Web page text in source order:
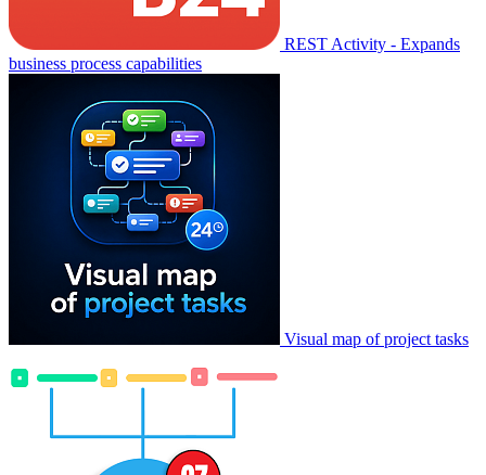
REST Activity - Expands
business process capabilities
Visual map of project tasks